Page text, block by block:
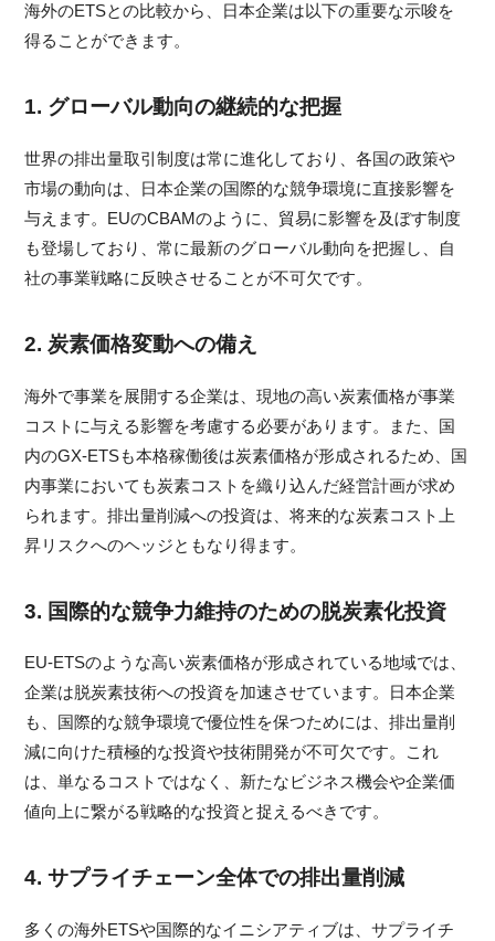
海外のETSとの比較から、日本企業は以下の重要な示唆を
得ることができます。
1. グローバル動向の継続的な把握
世界の排出量取引制度は常に進化しており、各国の政策や
市場の動向は、日本企業の国際的な競争環境に直接影響を
与えます。EUのCBAMのように、貿易に影響を及ぼす制度
も登場しており、常に最新のグローバル動向を把握し、自
社の事業戦略に反映させることが不可欠です。
2. 炭素価格変動への備え
海外で事業を展開する企業は、現地の高い炭素価格が事業
コストに与える影響を考慮する必要があります。また、国
内のGX-ETSも本格稼働後は炭素価格が形成されるため、国
内事業においても炭素コストを織り込んだ経営計画が求め
られます。排出量削減への投資は、将来的な炭素コスト上
昇リスクへのヘッジともなり得ます。
3. 国際的な競争力維持のための脱炭素化投資
EU-ETSのような高い炭素価格が形成されている地域では、
企業は脱炭素技術への投資を加速させています。日本企業
も、国際的な競争環境で優位性を保つためには、排出量削
減に向けた積極的な投資や技術開発が不可欠です。これ
は、単なるコストではなく、新たなビジネス機会や企業価
値向上に繋がる戦略的な投資と捉えるべきです。
4. サプライチェーン全体での排出量削減
多くの海外ETSや国際的なイニシアティブは、サプライチ